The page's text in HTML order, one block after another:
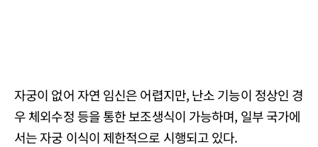
자궁이 없어 자연 임신은 어렵지만, 난소 기능이 정상인 경
우 체외수정 등을 통한 보조생식이 가능하며, 일부 국가에
서는 자궁 이식이 제한적으로 시행되고 있다.